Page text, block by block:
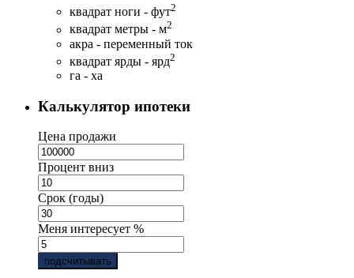
квадрат ноги - фут2
квадрат метры - м2
акра - переменный ток
квадрат ярды - ярд2
га - ха
Калькулятор ипотеки
Цена продажи
Процент вниз
Срок (годы)
Меня интересует %
подсчитывать